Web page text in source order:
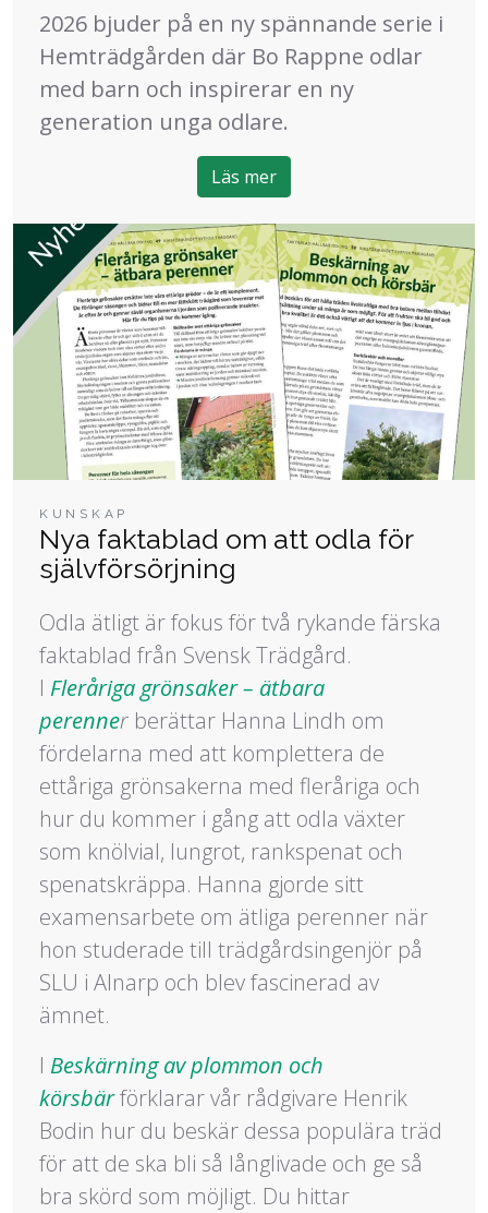
2026 bjuder på en ny spännande serie i
Hemträdgården där Bo Rappne odlar
med barn och inspirerar en ny
generation unga odlare.
Läs mer
KUNSKAP
Nya faktablad om att odla för
självförsörjning
Odla ätligt är fokus för två rykande färska
faktablad från Svensk Trädgård.
I Fleråriga grönsaker – ätbara
perenner berättar Hanna Lindh om
fördelarna med att komplettera de
ettåriga grönsakerna med fleråriga och
hur du kommer i gång att odla växter
som knölvial, lungrot, rankspenat och
spenatskräppa. Hanna gjorde sitt
examensarbete om ätliga perenner när
hon studerade till trädgårdsingenjör på
SLU i Alnarp och blev fascinerad av
ämnet.
I Beskärning av plommon och
körsbärförklarar vår rådgivare Henrik
Bodin hur du beskär dessa populära träd
för att de ska bli så långlivade och ge så
bra skörd som möjligt. Du hittar